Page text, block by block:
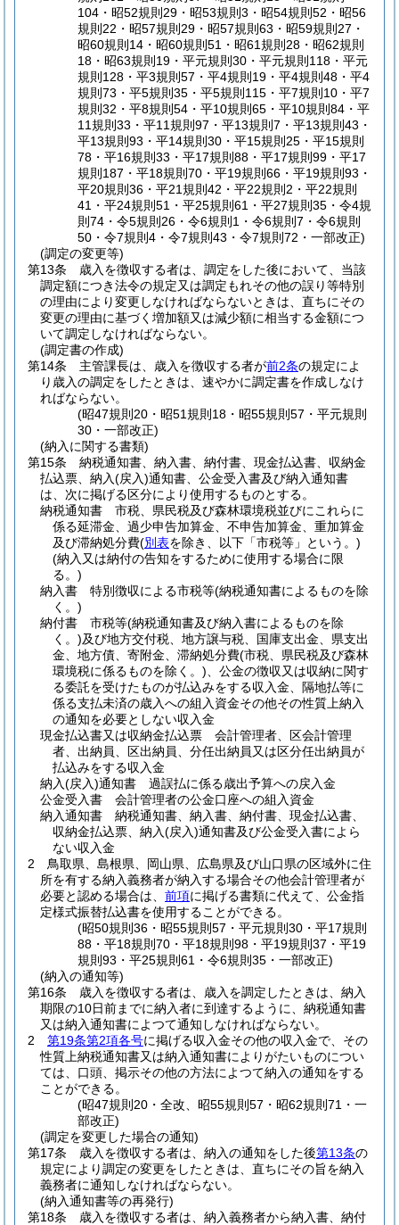
104・昭52規則29・昭53規則3・昭54規則52・昭56
規則22・昭57規則29・昭57規則63・昭59規則27・
昭60規則14・昭60規則51・昭61規則28・昭62規則
18・昭63規則19・平元規則30・平元規則118・平元
規則128・平3規則57・平4規則19・平4規則48・平4
規則73・平5規則35・平5規則115・平7規則10・平7
規則32・平8規則54・平10規則65・平10規則84・平
11規則33・平11規則97・平13規則7・平13規則43・
平13規則93・平14規則30・平15規則25・平15規則
78・平16規則33・平17規則88・平17規則99・平17
規則187・平18規則70・平19規則66・平19規則93・
平20規則36・平21規則42・平22規則2・平22規則
41・平24規則51・平25規則61・平27規則35・令4規
則74・令5規則26・令6規則1・令6規則7・令6規則
50・令7規則4・令7規則43・令7規則72・一部改正)
(調定の変更等)
第13条
歳入を徴収する者は、調定をした後において、当該
調定額につき法令の規定又は調定もれその他の誤り等特別
の理由により変更しなければならないときは、直ちにその
変更の理由に基づく増加額又は減少額に相当する金額につ
いて調定しなければならない。
(調定書の作成)
第14条
主管課長は、歳入を徴収する者が前2条の規定によ
り歳入の調定をしたときは、速やかに調定書を作成しなけ
ればならない。
(昭47規則20・昭51規則18・昭55規則57・平元規則
30・一部改正)
(納入に関する書類)
第15条
納税通知書、納入書、納付書、現金払込書、収納金
払込票、納入(戻入)通知書、公金受入書及び納入通知書
は、次に掲げる区分により使用するものとする。
納税通知書 市税、県民税及び森林環境税並びにこれらに
係る延滞金、過少申告加算金、不申告加算金、重加算金
及び滞納処分費(別表を除き、以下「市税等」という。)
(納入又は納付の告知をするために使用する場合に限
る。)
納入書 特別徴収による市税等(納税通知書によるものを除
く。)
納付書 市税等(納税通知書及び納入書によるものを除
く。)及び地方交付税、地方譲与税、国庫支出金、県支出
金、地方債、寄附金、滞納処分費(市税、県民税及び森林
環境税に係るものを除く。) 、公金の徴収又は収納に関す
る委託を受けたものが払込みをする収入金、隔地払等に
係る支払未済の歳入への組入資金その他その性質上納入
の通知を必要としない収入金
現金払込書又は収納金払込票 会計管理者、区会計管理
者、出納員、区出納員、分任出納員又は区分任出納員が
払込みをする収入金
納入(戻入)通知書 過誤払に係る歳出予算への戻入金
公金受入書 会計管理者の公金口座への組入資金
納入通知書 納税通知書、納入書、納付書、現金払込書、
収納金払込票、納入(戻入)通知書及び公金受入書によら
ない収入金
2
鳥取県、島根県、岡山県、広島県及び山口県の区域外に住
所を有する納入義務者が納入する場合その他会計管理者が
必要と認める場合は、 前項に掲げる書類に代えて、公金指
定様式振替払込書を使用することができる。
(昭50規則36・昭55規則57・平元規則30・平17規則
88・平18規則70・平18規則98・平19規則37・平19
規則93・平25規則61・令6規則35・一部改正)
(納入の通知等)
第16条
歳入を徴収する者は、歳入を調定したときは、納入
期限の10日前までに納入者に到達するように、納税通知書
又は納入通知書によつて通知しなければならない。
2
第19条第2項各号に掲げる収入金その他の収入金で、その
性質上納税通知書又は納入通知書によりがたいものについ
ては、口頭、掲示その他の方法によつて納入の通知をする
ことができる。
(昭47規則20・全改、昭55規則57・昭62規則71・一
部改正)
(調定を変更した場合の通知)
第17条
歳入を徴収する者は、納入の通知をした後第13条の
規定により調定の変更をしたときは、直ちにその旨を納入
義務者に通知しなければならない。
(納入通知書等の再発行)
第18条
歳入を徴収する者は、納入義務者から納入書、納付